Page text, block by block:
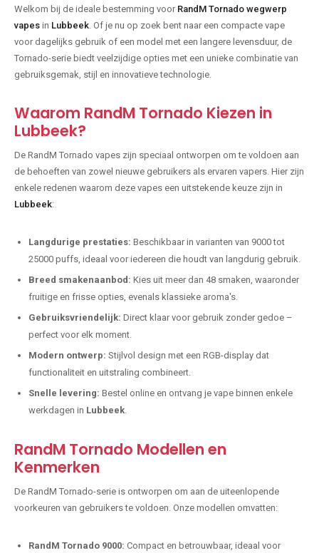
Welkom bij de ideale bestemming voor RandM Tornado wegwerp
vapes in Lubbeek . Of je nu op zoek bent naar een compacte vape
voor dagelijks gebruik of een model met een langere levensduur, de
Tornado-serie biedt veelzijdige opties met een unieke combinatie van
gebruiksgemak, stijl en innovatieve technologie.
Waarom RandM Tornado Kiezen in
Lubbeek?
De RandM Tornado vapes zijn speciaal ontworpen om te voldoen aan
de behoeften van zowel nieuwe gebruikers als ervaren vapers. Hier zijn
enkele redenen waarom deze vapes een uitstekende keuze zijn in
Lubbeek:
Langdurige prestaties: Beschikbaar in varianten van 9000 tot
25000 puffs, ideaal voor iedereen die houdt van langdurig gebruik.
Breed smakenaanbod: Kies uit meer dan 48 smaken, waaronder
fruitige en frisse opties, evenals klassieke aroma's.
Gebruiksvriendelijk: Direct klaar voor gebruik zonder gedoe –
perfect voor elk moment.
Modern ontwerp: Stijlvol design met een RGB-display dat
functionaliteit en uitstraling combineert.
Snelle levering: Bestel online en ontvang je vape binnen enkele
werkdagen in Lubbeek
RandM Tornado Modellen en
Kenmerken
De RandM Tornado-serie is ontworpen om aan de uiteenlopende
voorkeuren van gebruikers te voldoen. Onze modellen omvatten:
RandM Tornado 9000: Compact en betrouwbaar, ideaal voor